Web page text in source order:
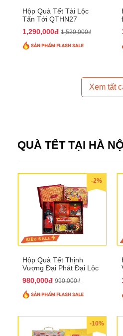
Hộp Quà Tết Tài Lộc
Tấn Tới QTHN27
1,290,000đ 1,520,000₫
Xem tất
QUÀ TẾT TẠI HÀ
-2%
Hộp Quà Tết Thịnh
Vượng Đại Phát Đại Lộc
980,000đ 990,000₫
-10%